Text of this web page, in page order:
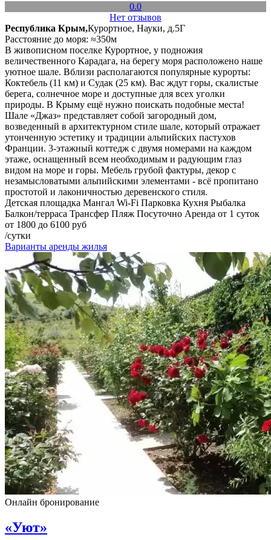
0.0
Нет отзывов
Республика Крым,Курортное, Науки, д.5Г
Расстояние до моря: ≈350м
В живописном поселке Курортное, у подножия
величественного Карадага, на берегу моря расположено наше
уютное шале. Вблизи располагаются популярные курорты:
Коктебель (11 км) и Судак (25 км). Вас ждут горы, скалистые
берега, солнечное море и доступные для всех уголки
природы. В Крыму ещё нужно поискать подобные места!
Шале «Джаз» представляет собой загородный дом,
возведенный в архитектурном стиле шале, который отражает
утонченную эстетику и традиции альпийских пастухов
Франции. 3-этажный коттедж с двумя номерами на каждом
этаже, оснащенный всем необходимым и радующим глаз
видом на море и горы. Мебель грубой фактуры, декор с
незамысловатыми альпийскими элементами - всё пропитано
простотой и лаконичностью деревенского стиля.
Детская площадка Мангал Wi-Fi Парковка Кухня Рыбалка
Балкон/терраса Трансфер Пляж Посуточно Аренда от 1 суток
от 1800 до 6100 руб
/сутки
Варианты аренды жилья
Онлайн бронирование
«Уют»